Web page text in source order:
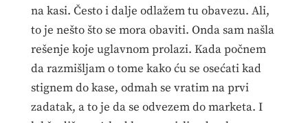
na kasi. Često i dalje odlažem tu obavezu. Ali,
to je nešto što se mora obaviti. Onda sam našla
rešenje koje uglavnom prolazi. Kada počnem
da razmišljam o tome kako ću se osećati kad
stignem do kase, odmah se vratim na prvi
zadatak, a to je da se odvezem do marketa. I